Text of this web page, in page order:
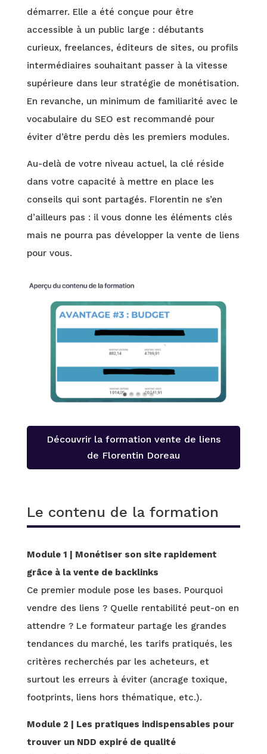
démarrer. Elle a été conçue pour être
accessible à un public large : débutants
curieux, freelances, éditeurs de sites, ou profils
intermédiaires souhaitant passer à la vitesse
supérieure dans leur stratégie de monétisation.
En revanche, un minimum de familiarité avec le
vocabulaire du SEO est recommandé pour
éviter d’être perdu dès les premiers modules.
Au-delà de votre niveau actuel, la clé réside
dans votre capacité à mettre en place les
conseils qui sont partagés. Florentin ne s’en
d’ailleurs pas : il vous donne les éléments clés
mais ne pourra pas développer la vente de liens
pour vous.
Découvrir la formation vente de liens
de Florentin Doreau
Le contenu de la formation
Module 1 | Monétiser son site rapidement
grâce à la vente de backlinks
Ce premier module pose les bases. Pourquoi
vendre des liens ? Quelle rentabilité peut-on en
attendre ? Le formateur partage les grandes
tendances du marché, les tarifs pratiqués, les
critères recherchés par les acheteurs, et
surtout les erreurs à éviter (ancrage toxique,
footprints, liens hors thématique, etc.).
Module 2 | Les pratiques indispensables pour
trouver un NDD expiré de qualité